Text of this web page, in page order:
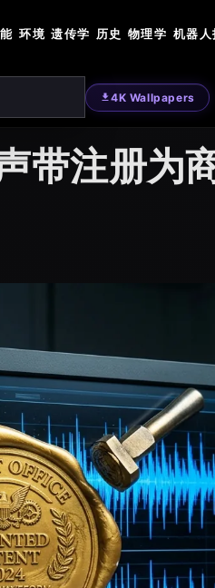
环境 遗传学 历史 物理学 机器人
4K Wallpapers
带注册为